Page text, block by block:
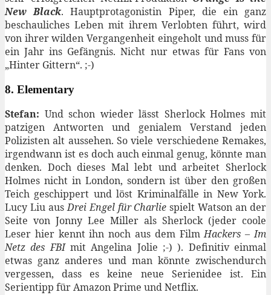
New Black. Hauptprotagonistin Piper, die ein ganz
beschauliches Leben mit ihrem Verlobten führt, wird
von ihrer wilden Vergangenheit eingeholt und muss für
ein Jahr ins Gefängnis. Nicht nur etwas für Fans von
„Hinter Gittern“. ;-)
8. Elementary
Stefan: Und schon wieder lässt Sherlock Holmes mit
patzigen Antworten und genialem Verstand jeden
Polizisten alt aussehen. So viele verschiedene Remakes,
irgendwann ist es doch auch einmal genug, könnte man
denken. Doch dieses Mal lebt und arbeitet Sherlock
Holmes nicht in London, sondern ist über den großen
Teich geschippert und löst Kriminalfälle in New York.
Lucy Liu ausDrei Engel für Charlie spielt Watson an der
Seite von Jonny Lee Miller als Sherlock (jeder coole
Leser hier kennt ihn noch aus dem FilmHackers – Im
Netz des FBImit Angelina Jolie ;-) ). Definitiv einmal
etwas ganz anderes und man könnte zwischendurch
vergessen, dass es keine neue Serienidee ist. Ein
Serientipp für Amazon Prime und Netflix.